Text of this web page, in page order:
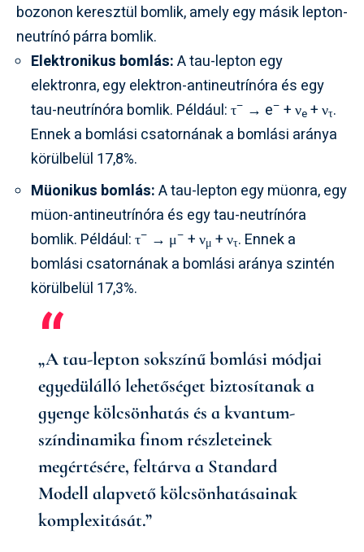
bozonon keresztül bomlik, amely egy másik lepton-
neutrínó párra bomlik.
Elektronikus bomlás:A tau-lepton egy
elektronra, egy elektron-antineutrínóra és egy
tau-neutrínóra bomlik. Például: τ– → e– + νe + ντ.
Ennek a bomlási csatornának a bomlási aránya
körülbelül 17,8%.
Müonikus bomlás:A tau-lepton egy müonra, egy
müon-antineutrínóra és egy tau-neutrínóra
bomlik. Például: τ– → μ– + νμ + ντ. Ennek a
bomlási csatornának a bomlási aránya szintén
körülbelül 17,3%.
„A tau-lepton sokszínű bomlási módjai
egyedülálló lehetőséget biztosítanak a
gyenge kölcsönhatás és a kvantum-
színdinamika finom részleteinek
megértésére, feltárva a Standard
Modell alapvető kölcsönhatásainak
komplexitását.”